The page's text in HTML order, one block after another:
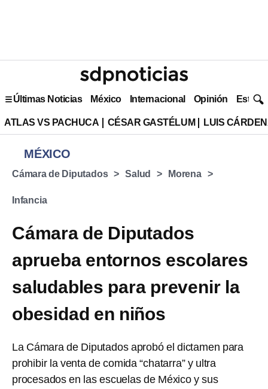
Últimas Noticias México Internacional Opinión Estilo
ATLAS VS PACHUCA CÉSAR GASTÉLUM LUIS
MÉXICO
Cámara de Diputados Salud Morena
Infancia
Cámara de Diputados
aprueba entornos escolares
saludables para prevenir la
obesidad en niños
La Cámara de Diputados aprobó el dictamen para
prohibir la venta de comida “chatarra” y ultra
procesados en las escuelas de México y sus